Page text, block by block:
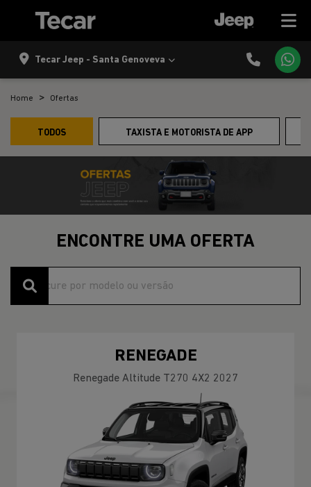
Tecar Jeep - Santa Genoveva
Home Ofertas
TODOS TAXISTA E MOTORISTA DE APP
ENCONTRE UMA OFERTA
RENEGADE
Renegade Altitude T270 4X2 2027